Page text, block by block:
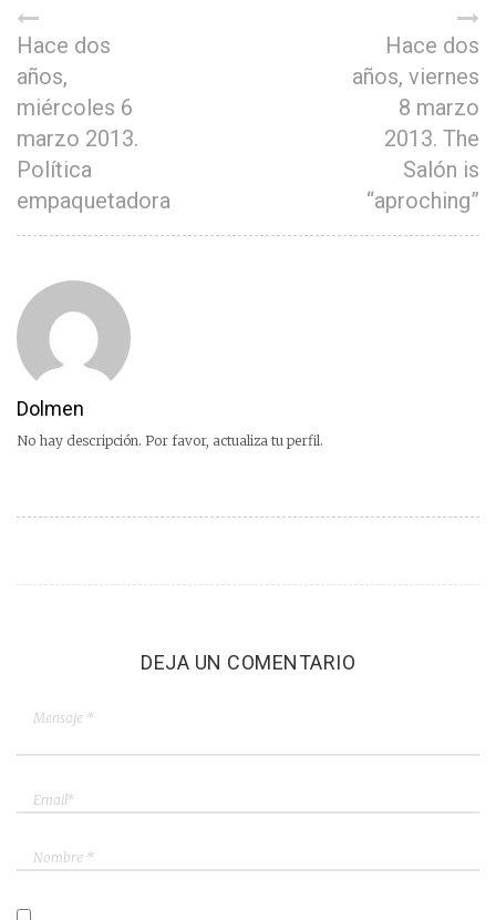
Hace dos
años,
miércoles 6
marzo 2013.
Política
empaquetadora
Hace dos
años, viernes
8 marzo
2013. The
Salón is
“aproching”
Dolmen
No hay descripción. Por favor, actualiza tu perfil.
DEJA UN COMENTARIO